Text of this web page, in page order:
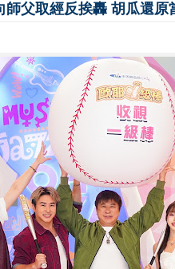
師父取經反挨轟 胡瓜還原